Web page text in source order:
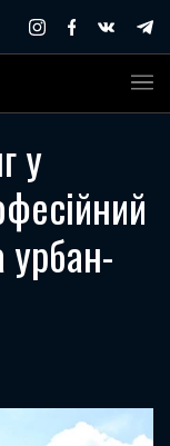
у
урбан-